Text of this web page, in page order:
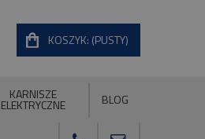
KOSZYK: (PUSTY)
KARNISZE
ELEKTRYCZNE BLOG